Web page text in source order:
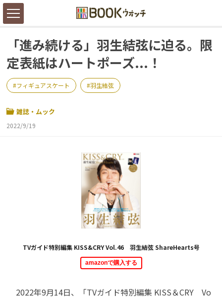
「進み続ける」羽生結弦に迫る。限
定表紙はハートポーズ...！
フィギュアスケート 羽生結弦
雑誌・ムック
2022/9/19
TVガイド特別編集 KISS&CRY Vol.46 羽生結弦 ShareHearts号
amazonで購入する
2022年9月14日、「TVガイド特別編集 KISS＆CRY Vo